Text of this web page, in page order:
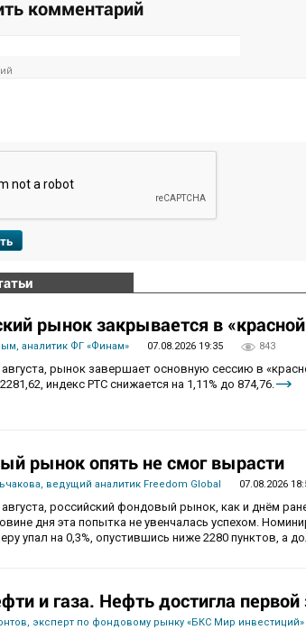
комментарий
рынок закрывается в
аналитик ФГ «Финам» 07.08.2026 19:35 843
августа, рынок завершает основную сессию в
индекс РТС снижается на 1,11% до 874,76.
рынок опять не смог вырасти
ведущий аналитик Freedom Global 07.08.2026
августа, российский фондовый рынок, как и днём
дня эта попытка не увенчалась успехом.
упал на 0,3%, опустившись ниже 2280 пунктов, а
и газа. Нефть достигла
эксперт по фондовому рынку «БКС Мир инвестиций»